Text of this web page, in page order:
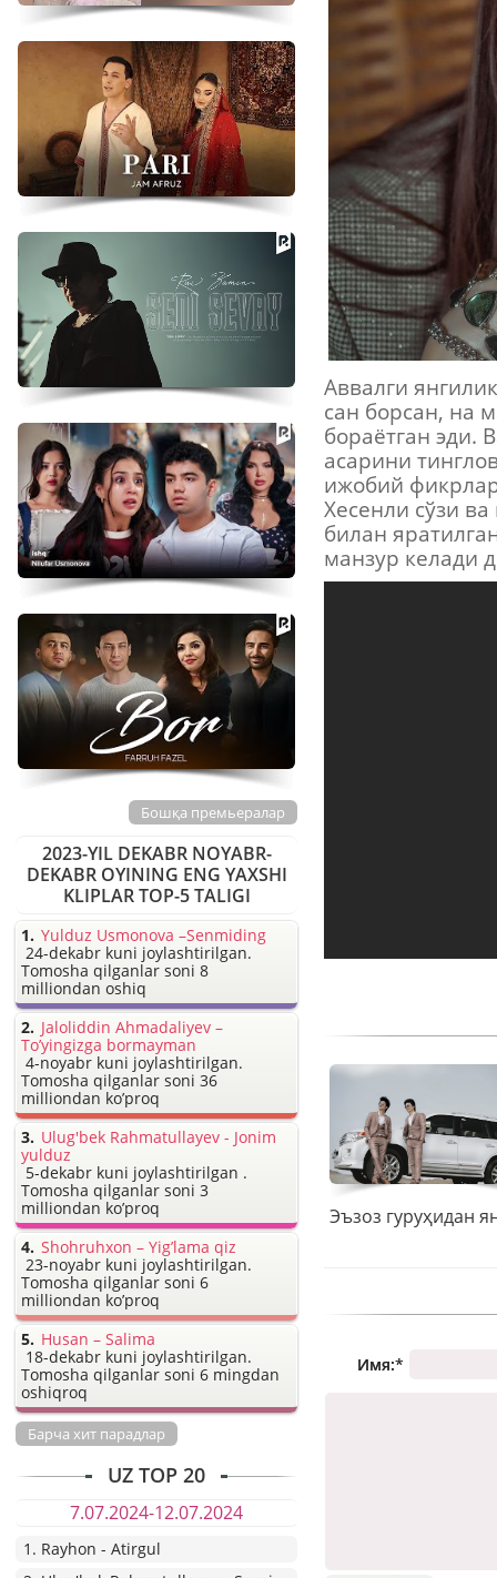
Аввалги
сан борсан, на
бораётган эди.
асарини
ижобий
Хесенли сўзи
билан
манзур келади
Имя:*
Бошқа премьералар
2023-YIL DEKABR NOYABR-
DEKABR OYINING ENG YAXSHI
KLIPLAR TOP-5 TALIGI
Yulduz Usmonova –Senmiding
24-dekabr kuni joylashtirilgan.
Tomosha qilganlar soni 8
milliondan oshiq
Jaloliddin Ahmadaliyev –
To’yingizga bormayman
4-noyabr kuni joylashtirilgan.
Tomosha qilganlar soni 36
milliondan ko’proq
Ulug'bek Rahmatullayev - Jonim
yulduz
5-dekabr kuni joylashtirilgan .
Tomosha qilganlar soni 3
milliondan ko’proq
Shohruhxon – Yig’lama qiz
23-noyabr kuni joylashtirilgan.
Tomosha qilganlar soni 6
milliondan ko’proq
Husan – Salima
18-dekabr kuni joylashtirilgan.
Tomosha qilganlar soni 6 mingdan
oshiqroq
Барча хит парадлар
UZ TOP 20
7.07.2024-12.07.2024
1. Rayhon - Atirgul